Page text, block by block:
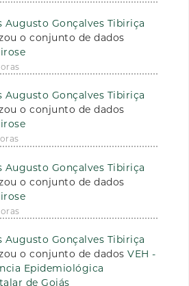
Augusto Gonçalves Tibiriça
o conjunto de dados
Augusto Gonçalves Tibiriça
o conjunto de dados
Augusto Gonçalves Tibiriça
o conjunto de dados
Augusto Gonçalves Tibiriça
o conjunto de dados VEH -
Epidemiológica
de Goiás